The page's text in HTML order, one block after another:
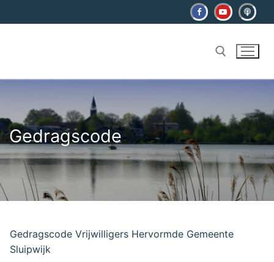
naar
Gedragscode
Gedragscode Vrijwilligers Hervormde Gemeente
Sluipwijk